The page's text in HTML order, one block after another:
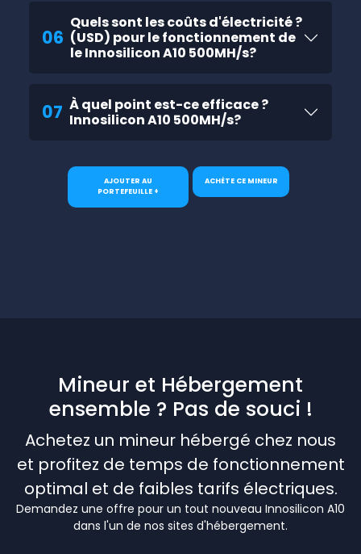
06
Quels sont les coûts d'électricité ?
(USD) pour le fonctionnement de
le Innosilicon A10 500MH/s?
07 À quel point est-ce efficace ?
Innosilicon A10 500MH/s?
AJOUTER AU
PORTEFEUILLE +
ACHÈTE CE MINEUR
Mineur et Hébergement
ensemble ? Pas de souci !
Achetez un mineur hébergé chez nous
et profitez de temps de fonctionnement
optimal et de faibles tarifs électriques.
Demandez une offre pour un tout nouveau Innosilicon A10
dans l'un de nos sites d'hébergement.